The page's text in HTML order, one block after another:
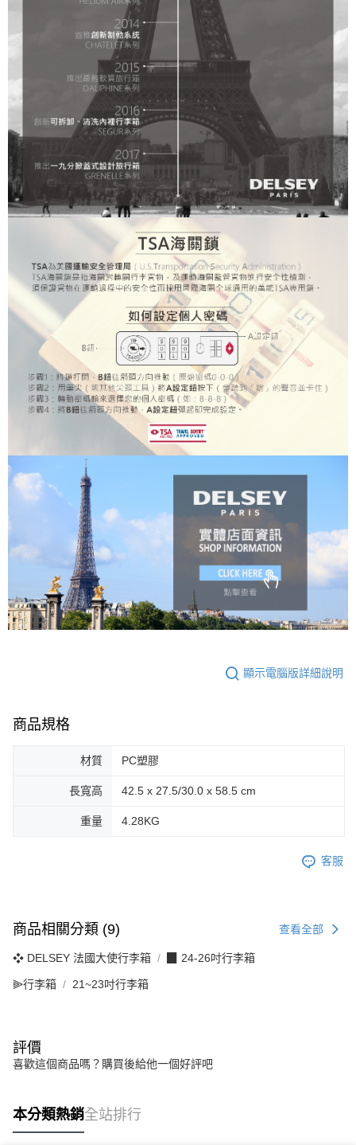
顯示電腦版詳細說明
商品規格
材質 PC塑膠
長寬高 42.5 x 27.5/30.0 x 58.5 cm
重量 4.28KG
客服
商品相關分類 (9) 查看全部
❖ DELSEY 法國大使行李箱 ▉ 24-26吋行李箱
⫸行李箱 21~23吋行李箱
評價
喜歡這個商品嗎？購買後給他一個好評吧
本分類熱銷全站排行